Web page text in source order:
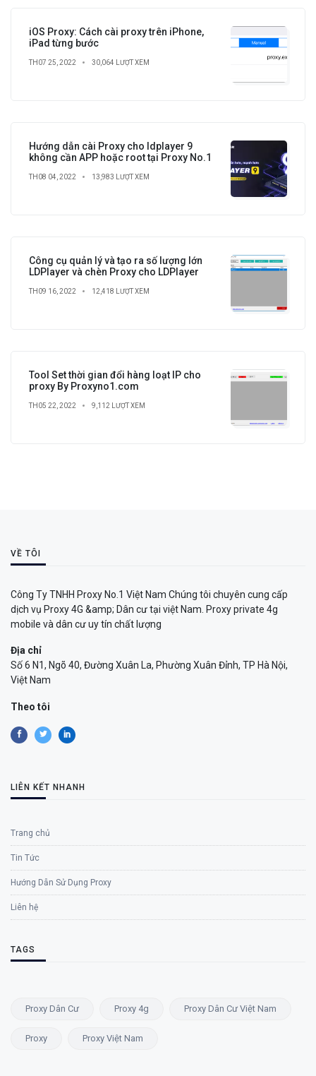
iOS Proxy: Cách cài proxy trên iPhone,
iPad từng bước
TH07 25, 2022 30,064 LƯỢT XEM
Hướng dẫn cài Proxy cho ldplayer 9
không cần APP hoặc root tại Proxy No.1
TH08 04, 2022 13,983 LƯỢT XEM
Công cụ quản lý và tạo ra số lượng lớn
LDPlayer và chèn Proxy cho LDPlayer
TH09 16, 2022 12,418 LƯỢT XEM
Tool Set thời gian đổi hàng loạt IP cho
proxy By Proxyno1.com
TH05 22, 2022 9,112 LƯỢT XEM
VỀ TÔI
Công Ty TNHH Proxy No.1 Việt Nam Chúng tôi chuyên cung cấp
dịch vụ Proxy 4G &amp; Dân cư tại việt Nam. Proxy private 4g
mobile và dân cư uy tín chất lượng
Địa chỉ
Số 6 N1, Ngõ 40, Đường Xuân La, Phường Xuân Đỉnh, TP Hà Nội,
Việt Nam
Theo tôi
LIÊN KẾT NHANH
Trang chủ
Tin Tức
Hướng Dẫn Sử Dụng Proxy
Liên hệ
TAGS
Proxy Dân Cư Proxy 4g Proxy Dân Cư Việt Nam
Proxy Proxy Việt Nam